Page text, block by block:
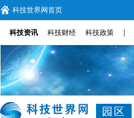
科技世界网首页
科技资讯 科技财经 科技政策
园区